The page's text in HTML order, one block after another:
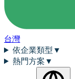
台灣
依企業類型 ▼
熱門方案 ▼